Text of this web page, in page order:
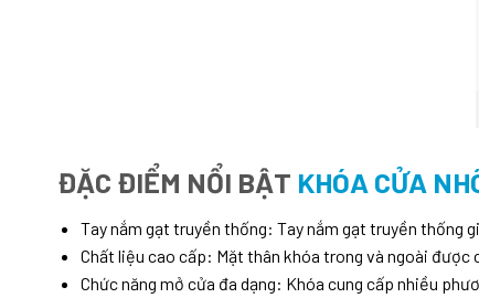
ĐẶC ĐIỂM NỔI BẬT KHÓA CỬA
Tay nắm gạt truyền thống: Tay nắm gạt truyền thống
Chất liệu cao cấp: Mặt thân khóa trong và ngoài được
Chức năng mở cửa đa dạng: Khóa cung cấp nhiều